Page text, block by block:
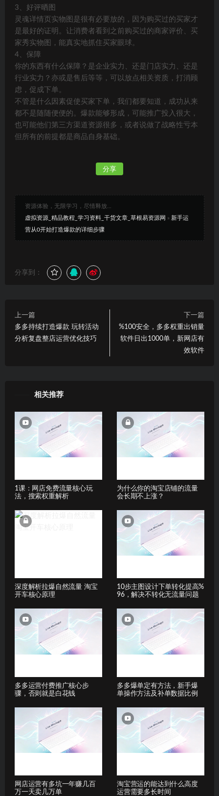
3、好评晒图
灵魂详情页实物图是很有必要放的，因为购买过的买家才
是最好的证明。让消费者看到之前购买过的商家评价、买
家秀实物图，能真实地抓住买家眼球。
4、保障
你的东西有什么保障？是企业实力、还是门店实力、还是
行业实力？亦或是售后等等，可以放点相关资质，打消顾
虑，促成下单。
不管是什么因素促使买家下单，我们都要知道，成功从来
都不是随随便便的。爆款能够形成，可能推广投入很大，
也可能他们第三方渠道资源很多，或者说做了战略性亏本
但所有的前提都是商品自身基础。
分享
资源体验，无限学习，尽情释放...
虚拟资源_精品教程_学习资料_干货文章_草根易资源网 » 新手运
营从0开始打造爆款的详细步骤
分享到：
上一篇
多多持续打造爆款 玩转活动
分析复盘整店运营优化技巧
下一篇
%100安全，多多权重出销量
软件日出1000单，新网店有
效软件
相关推荐
1课：网店免费流量核心玩
法，搜索权重解析
为什么你的淘宝店铺的流量
会长期不上涨？
深度解析拉爆自然流量 淘宝
开车核心原理
10步主图设计下单转化提高%
96，解决不转化无流量问题
多多运营付费推广核心步
骤，否则就是白花钱
多多爆单定有方法，新手爆
单操作方法及补单数据比例
网店运营有多坑一年赚几百
万一天卖几万单
淘宝营运的能达到什么高度
运营需要多长时间